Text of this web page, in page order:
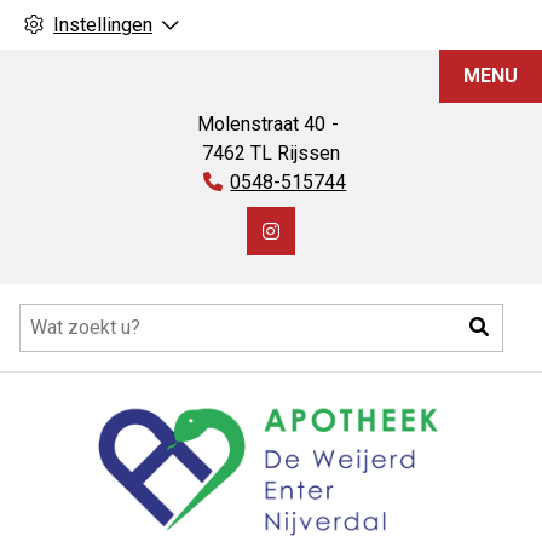
Instellingen
Molenstraat40
7462 TL Rijssen
Tel:
0548-515744
Bezoek
Instagram
MENU